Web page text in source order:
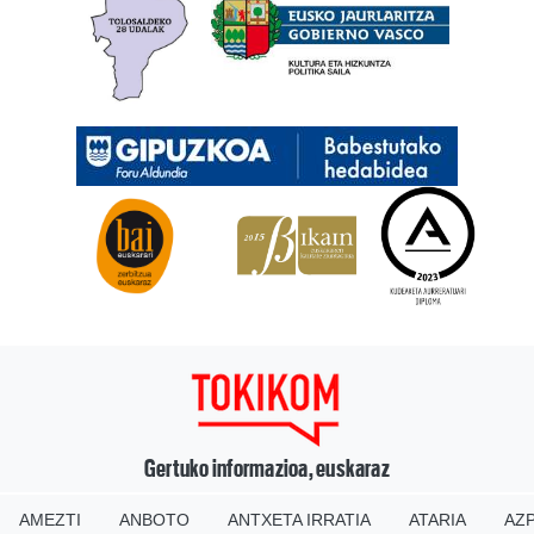
Gertuko informazioa, euskaraz
AMEZTI ANBOTO ANTXETA IRRATIA ATARIA